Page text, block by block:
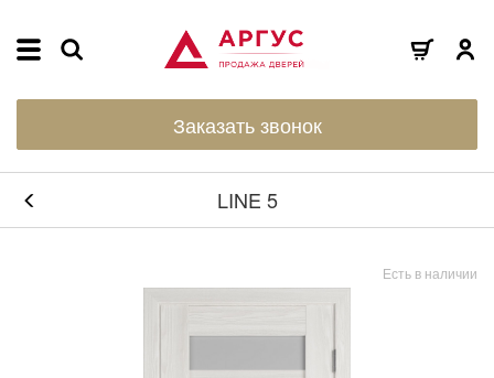
Заказать звонок
LINE 5
Есть в наличии